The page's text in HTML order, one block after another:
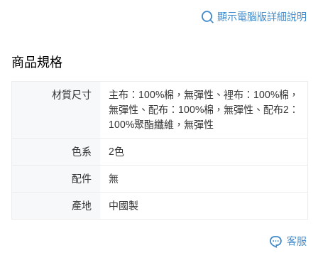
顯示電腦版詳細說明
商品規格
材質尺寸
主布：100%棉，無彈性、裡布：100%棉，
無彈性、配布：100%棉，無彈性、配布2：
100%聚酯纖維，無彈性
色系 2色
配件 無
產地 中國製
客服